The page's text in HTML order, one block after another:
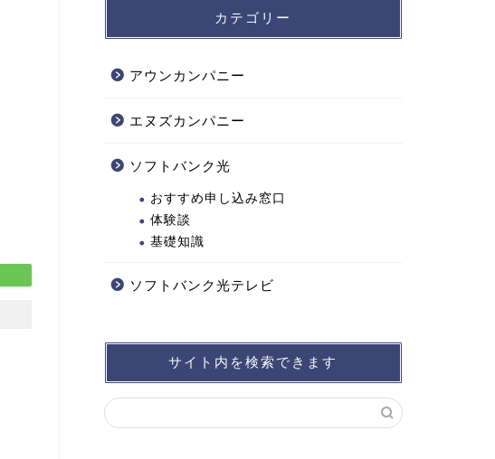
カテゴリー
アウンカンパニー
エヌズカンパニー
ソフトバンク光
おすすめ申し込み窓口
体験談
基礎知識
ソフトバンク光テレビ
サイト内を検索できます